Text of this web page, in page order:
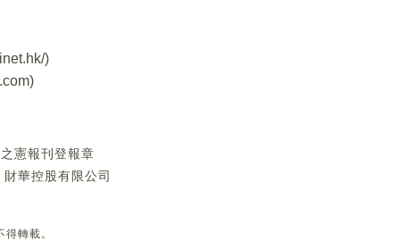
)
)
憲報刊登報章
華控股有限公司
轉載。